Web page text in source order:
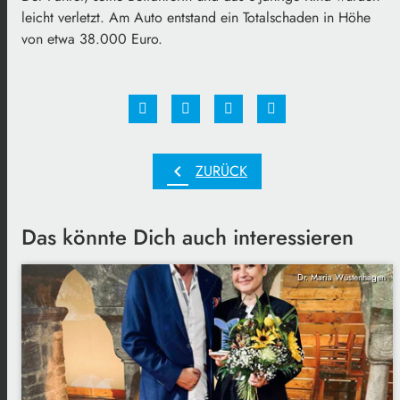
leicht verletzt. Am Auto entstand ein Totalschaden in Höhe
von etwa 38.000 Euro.
chevron_left ZURÜCK
Das könnte Dich auch interessieren
Dr. Maria Wüstenhagen